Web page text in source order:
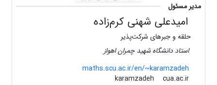
مدیر مسئول
امیدعلی شهنی کرم‌زاده
حلقه و جبرهای شرکت‌پذیر
استاد دانشگاه شهید چمران اهواز
maths.scu.ac.ir/en/~karamzadeh
karamzadeh
cua.ac.ir